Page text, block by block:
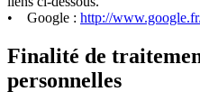
• Google : http://
Finalité de
personnelles